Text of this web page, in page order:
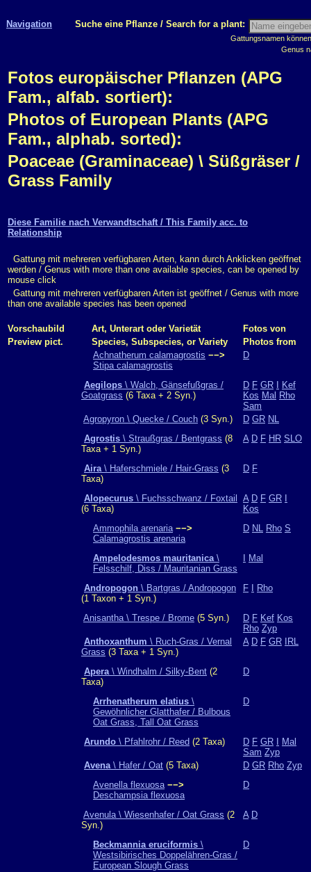
Navigation Suche eine Pflanze / Search for a plant:
Gattungsnamen
Genus
Fotos europäischer Pflanzen (APG
Fam., alfab. sortiert):
Photos of European Plants (APG
Fam., alphab. sorted):
Poaceae (Graminaceae) \ Süßgräser /
Grass Family
Diese Familie nach Verwandtschaft / This Family acc. to
Relationship
Gattung mit mehreren verfügbaren Arten, kann durch Anklicken geöffnet
werden / Genus with more than one available species, can be opened by
mouse click
Gattung mit mehreren verfügbaren Arten ist geöffnet / Genus with more
than one available species has been opened
Vorschaubild Art, Unterart oder Varietät
Fotos von
Preview pict.
Species, Subspecies, or Variety
Photos from
Achnatherum calamagrostis −−>
Stipa calamagrostis
D
Aegilops \ Walch, Gänsefußgras /
Goatgrass (6 Taxa + 2 Syn.)
D F GR
Kef
Kos Mal Rho
Sam
Agropyron \ Quecke / Couch (3 Syn.) D GR NL
Agrostis \ Straußgras / Bentgrass (8
Taxa + 1 Syn.)
A D F HR SLO
Aira\ Haferschmiele / Hair-Grass (3
Taxa)
D F
Alopecurus \ Fuchsschwanz / Foxtail
(6 Taxa)
A D F GR
Kos
Ammophila arenaria −−>
Calamagrostis arenaria
D NL Rho S
Ampelodesmos mauritanica\
Felsschilf, Diss / Mauritanian Grass
Mal
Andropogon \ Bartgras / Andropogon
(1 Taxon + 1 Syn.)
F Rho
Anisantha \ Trespe / Brome (5 Syn.) D F Kef Kos
Rho Zyp
Anthoxanthum \ Ruch-Gras / Vernal
Grass (3 Taxa + 1 Syn.)
A D F GR IRL
Apera\ Windhalm / Silky-Bent (2
Taxa)
D
Arrhenatherum elatius \
Gewöhnlicher Glatthafer / Bulbous
Oat Grass, Tall Oat Grass
D
Arundo \ Pfahlrohr / Reed (2 Taxa) D F GR
Mal
Sam Zyp
Avena\ Hafer / Oat (5 Taxa) D GR Rho Zyp
Avenella flexuosa −−>
Deschampsia flexuosa
D
Avenula \ Wiesenhafer / Oat Grass (2
Syn.)
A D
Beckmannia eruciformis \
Westsibirisches Doppelähren-Gras /
European Slough Grass
D